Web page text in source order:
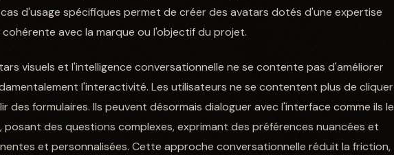
d'usage spécifiques permet de créer des avatars dotés d'une expertise
avec la marque ou l'objectif du projet.
visuels et l'intelligence conversationnelle ne se contente pas d'améliorer
l'interactivité. Les utilisateurs ne se contentent plus de cliquer
des formulaires. Ils peuvent désormais dialoguer avec l'interface comme ils le
posant des questions complexes, exprimant des préférences nuancées et
et personnalisées. Cette approche conversationnelle réduit la friction,